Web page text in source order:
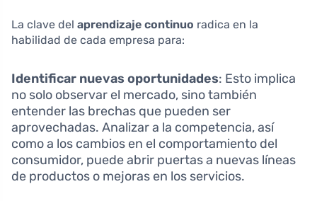
La clave del aprendizaje continuo radica en la
habilidad de cada empresa para:
Identificar nuevas oportunidades: Esto implica
no solo observar el mercado, sino también
entender las brechas que pueden ser
aprovechadas. Analizar a la competencia, así
como a los cambios en el comportamiento del
consumidor, puede abrir puertas a nuevas líneas
de productos o mejoras en los servicios.